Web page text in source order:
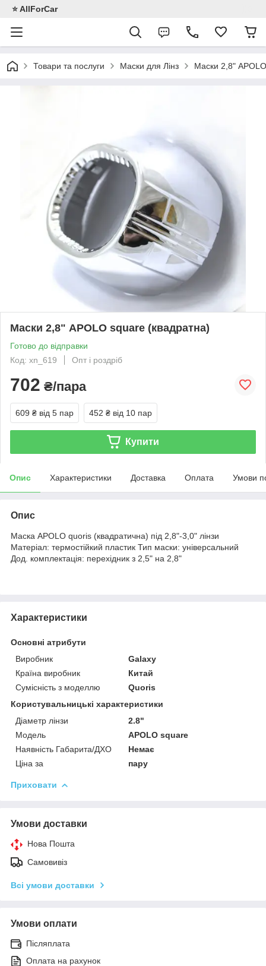
⭐️ AllForCar
Товари та послуги Маски для Лінз Маски 2,8"
Маски 2,8" APOLO square (квадратна)
Готово до відправки
Код: xn_619
Опт і роздріб
702 ₴/пара
609 ₴ від 5 пар 452 ₴ від 10 пар
Купити
Опис Характеристики Доставка Оплата Умови
Опис
Маска APOLO quoris (квадратична) під 2,8"-3,0" лінзи
Матеріал: термостійкий пластик Тип маски: універсальний
Дод. комплектація: перехідник з 2,5" на 2,8"
Характеристики
Основні атрибути
Виробник
Galaxy
Країна виробник
Китай
Сумісність з моделлю
Quoris
Користувальницькі характеристики
Діаметр лінзи
2.8"
Мoдель
APOLO square
Наявність Габарита/ДХО
Немає
Ціна за
пару
Приховати
Умови доставки
Нова Пошта
Самовивіз
Всі умови доставки
Умови оплати
Післяплата
Оплата на рахунок